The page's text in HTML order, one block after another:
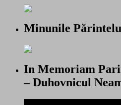
Minunile
In Memoriam
– Duhovnicul